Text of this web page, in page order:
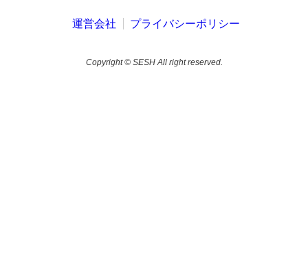
運営会社 プライバシーポリシー
Copyright © SESH All right reserved.